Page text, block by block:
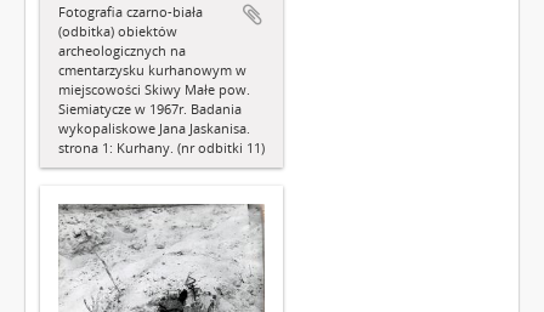
Fotografia czarno-biała
(odbitka) obiektów
archeologicznych na
cmentarzysku kurhanowym w
miejscowości Skiwy Małe pow.
Siemiatycze w 1967r. Badania
wykopaliskowe Jana Jaskanisa.
strona 1: Kurhany. (nr odbitki 11)